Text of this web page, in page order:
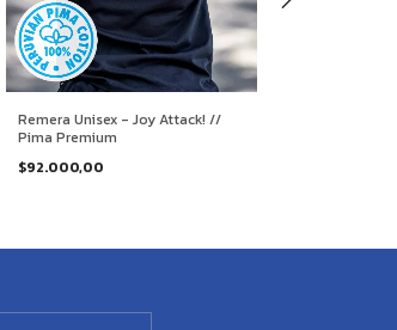
Remera Unisex - Joy Attack! //
Pima Premium
$92.000,00